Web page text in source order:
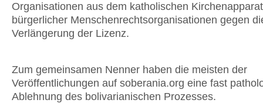
Organisationen aus dem katholischen
bürgerlicher Menschenrechtsorganisationen gegen
Verlängerung der Lizenz.
Zum gemeinsamen Nenner haben die meisten der
Veröffentlichungen auf soberania.org eine fast
Ablehnung des bolivarianischen Prozesses.